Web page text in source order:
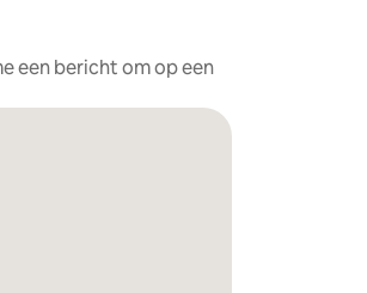
een bericht om op een